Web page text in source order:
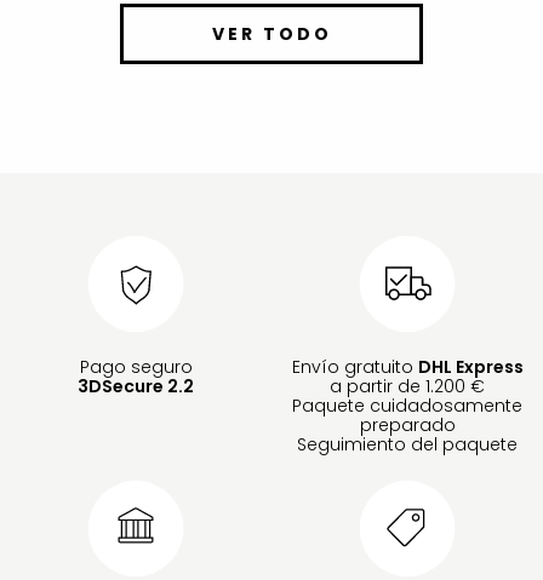
VER TODO
Pago seguro
3DSecure 2.2
Envío gratuito DHL Express
a partir de 1.200 €
Paquete cuidadosamente
preparado
Seguimiento del paquete